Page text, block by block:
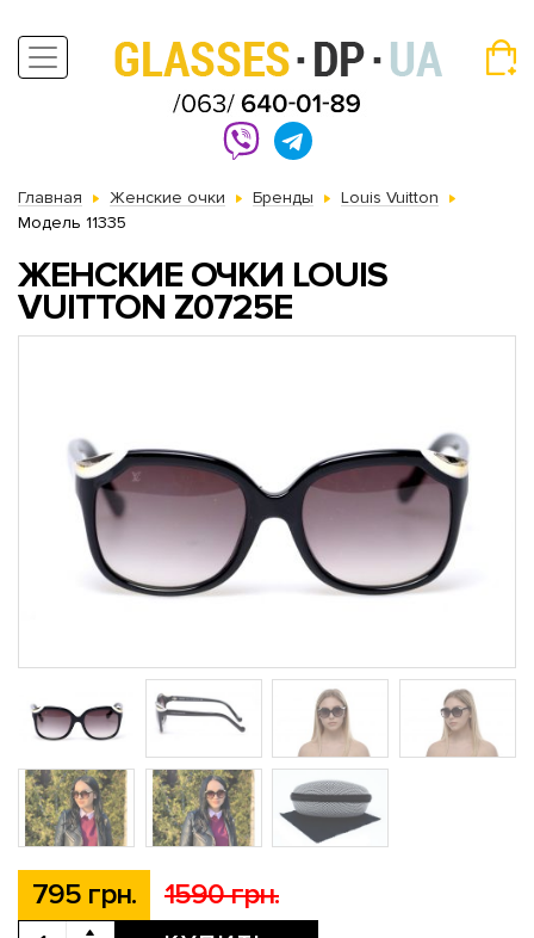
Главная Женские очки Бренды
Louis Vuitton
Модель 11335
ЖЕНСКИЕ ОЧКИ LOUIS
VUITTON Z0725E
795 грн. 1590 грн.